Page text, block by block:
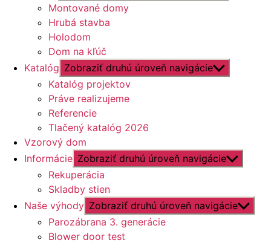
Montované domy
Hrubá stavba
Holodom
Dom na kľúč
Katalóg Zobraziť druhú úroveň navigácie
Katalóg projektov
Práve realizujeme
Referencie
Tlačený katalóg 2026
Vzorový dom
Informácie Zobraziť druhú úroveň navigácie
Rekuperácia
Skladby stien
Naše výhody Zobraziť druhú úroveň navigácie
Parozábrana 3. generácie
Blower door test